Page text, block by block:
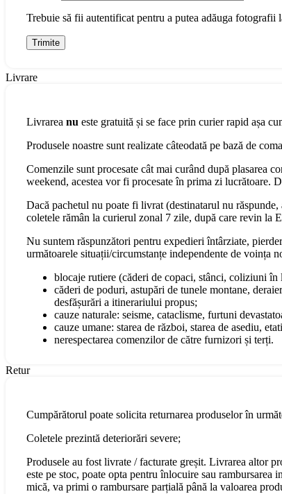
Trebuie să fii autentificat pentru a putea adăuga fotografii
Livrare
Livrarea nu este gratuită și se face prin curier rapid așa
Produsele noastre sunt realizate câteodată pe bază de
Comenzile sunt procesate cât mai curând după
weekend, acestea vor fi procesate în prima zi lucrătoare.
Dacă pachetul nu poate fi livrat (destinatarul nu
coletele rămân la curierul zonal 7 zile, după care revin la
Nu suntem răspunzători pentru expedieri întârziate,
următoarele situații/circumstanțe independente de voința
blocaje rutiere (căderi de copaci, stânci, coliziuni în
căderi de poduri, astupări de tunele montane,
desfășurări a itinerariului propus;
cauze naturale: seisme, cataclisme, furtuni
cauze umane: starea de război, starea de asediu,
nerespectarea comenzilor de către furnizori și terți.
Retur
Cumpărătorul poate solicita returnarea produselor în
Coletele prezintă deteriorări severe;
Produsele au fost livrate / facturate greșit. Livrarea altor
este pe stoc, poate opta pentru înlocuire sau
mică, va primi o rambursare parțială până la valoarea